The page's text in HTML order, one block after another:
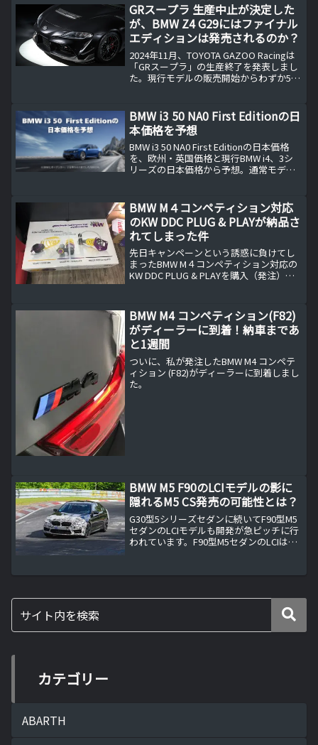
ィングに新塗装工場へ3,000万ユーロ投資
を表明。塗装時間25％短縮が見込まれ、
選択肢拡大と納期改善の展望を解説しま
す。
GRスープラ 生産中止が決定した
が、BMW Z4 G29にはファイナル
エディションは発売されるのか？
2024年11月、TOYOTA GAZOO Racingは
「GRスープラ」の生産終了を発表しまし
た。現行モデルの販売開始からわずか5年
スープラの最終章を飾るべく特別仕...
BMW i3 50 NA0 First Editionの日
本価格を予想
BMW i3 50 NA0 First Editionの日本価格
を、欧州・英国価格と現行BMW i4、3シ
リーズの日本価格から予想。通常モデル
注目点を整理します。
BMW M４コンペティション対応
のKW DDC PLUG & PLAYが納品さ
れてしまった件
先日キャンペーンという誘惑に負けてし
まったBMW M４コンペティション対応の
KW DDC PLUG & PLAYを購入（発注）し
入荷KW JAPANが行っている...
BMW M4 コンペティション(F82)
がディーラーに到着！納車まであ
と1週間
ついに、私が発注したBMW M4 コンペテ
ィション (F82)がディーラーに到着しまし
た。
BMW M5 F90のLCIモデルの影に
隠れるM5 CS発売の可能性とは？
G30型5シリーズセダンに続いてF90型M5
セダンのLCIモデルも開発が急ピッチに行
われています。F90型M5セダンのLCIは小
ダンもLCIが行われます。エ...
カテゴリー
ABARTH